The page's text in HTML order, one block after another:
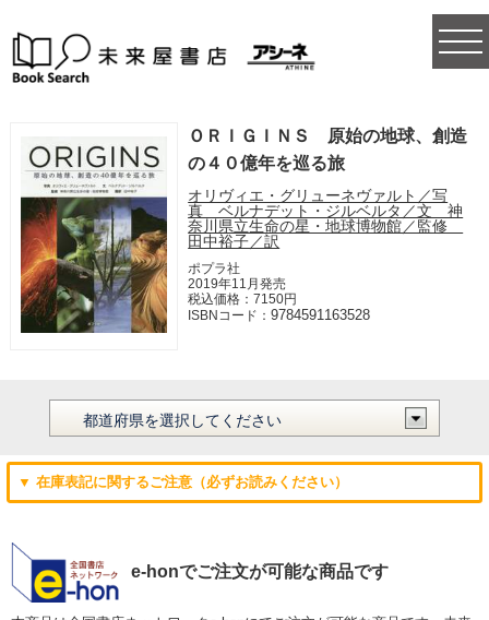
ＯＲＩＧＩＮＳ 原始の地球、創造
の４０億年を巡る旅
オリヴィエ・グリューネヴァルト／写
真 ベルナデット・ジルベルタ／文 神
奈川県立生命の星・地球博物館／監修
田中裕子／訳
ポプラ社
2019年11月発売
税込価格：7150円
ISBNコード：9784591163528
▼ 在庫表記に関するご注意（必ずお読みください）
e-honでご注文が可能な商品です